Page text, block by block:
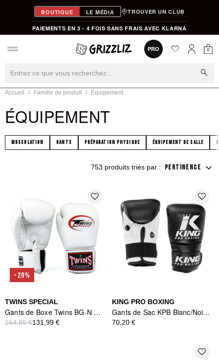
BOUTIQUE LE MÉDIA TROUVER UN CLUB
PAIEMENTS EN 3 - 4 FOIS SANS FRAIS AVEC KLARNA
PRO favorite0
0
search
Accueil Famille de produit Équipement
ÉQUIPEMENT
MUSCULATION GANTS PRÉPARATION PHYSIQUE ÉQUIPEMENT DE SALLE
753 produits triés par : PERTINENCE
-20%
favorite_border
TWINS SPECIAL
Gants de Boxe Twins BG-N V2 Blanc
164,99 €131,99 €
favorite_border
KING PRO BOXING
Gants de Sac KPB Blanc/Noir - King Pro Boxing
70,20 €
favorite_border